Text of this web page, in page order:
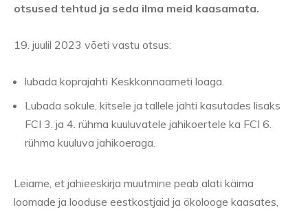
otsused tehtud ja seda ilma meid kaasamata.
19. juulil 2023 võeti vastu otsus:
lubada koprajahti Keskkonnaameti loaga.
Lubada sokule, kitsele ja tallele jahti kasutades lisaks
FCI 3. ja 4. rühma kuuluvatele jahikoertele ka FCI 6.
rühma kuuluva jahikoeraga.
Leiame, et jahieeskirja muutmine peab alati käima
loomade ja looduse eestkostjaid ja ökolooge kaasates,